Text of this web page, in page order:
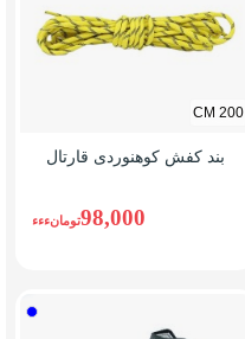
200 CM
بند کفش کوهنوردی قارتال
98,000تومانءءء
آبی